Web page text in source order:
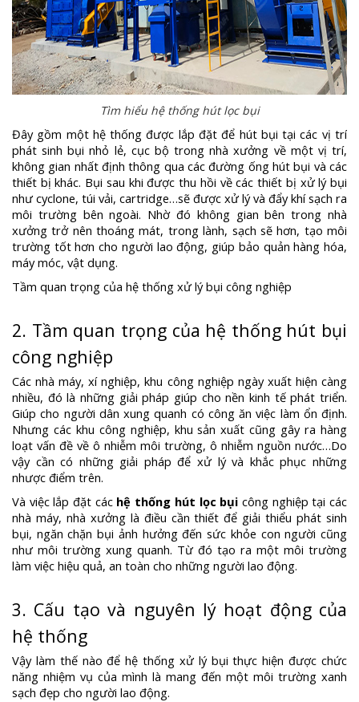
Tìm hiểu hệ thống hút lọc bụi
Đây gồm một hệ thống được lắp đặt để hút bụi tại các vị trí
phát sinh bụi nhỏ lẻ, cục bộ trong nhà xưởng về một vị trí,
không gian nhất định thông qua các đường ống hút bụi và các
thiết bị khác. Bụi sau khi được thu hồi về các thiết bị xử lý bụi
như cyclone, túi vải, cartridge…sẽ được xử lý và đẩy khí sạch ra
môi trường bên ngoài. Nhờ đó không gian bên trong nhà
xưởng trở nên thoáng mát, trong lành, sạch sẽ hơn, tạo môi
trường tốt hơn cho người lao động, giúp bảo quản hàng hóa,
máy móc, vật dụng.
Tầm quan trọng của hệ thống xử lý bụi công nghiệp
2. Tầm quan trọng của hệ thống hút bụi
công nghiệp
Các nhà máy, xí nghiệp, khu công nghiệp ngày xuất hiện càng
nhiều, đó là những giải pháp giúp cho nền kinh tế phát triển.
Giúp cho người dân xung quanh có công ăn việc làm ổn định.
Nhưng các khu công nghiệp, khu sản xuất cũng gây ra hàng
loạt vấn đề về ô nhiễm môi trường, ô nhiễm nguồn nước…Do
vậy cần có những giải pháp để xử lý và khắc phục những
nhược điểm trên.
Và việc lắp đặt các hệ thống hút lọc bụi công nghiệp tại các
nhà máy, nhà xưởng là điều cần thiết để giải thiểu phát sinh
bụi, ngăn chặn bụi ảnh hưởng đến sức khỏe con người cũng
như môi trường xung quanh. Từ đó tạo ra một môi trường
làm việc hiệu quả, an toàn cho những người lao động.
3. Cấu tạo và nguyên lý hoạt động của
hệ thống
Vậy làm thế nào để hệ thống xử lý bụi thực hiện được chức
năng nhiệm vụ của mình là mang đến một môi trường xanh
sạch đẹp cho người lao động.